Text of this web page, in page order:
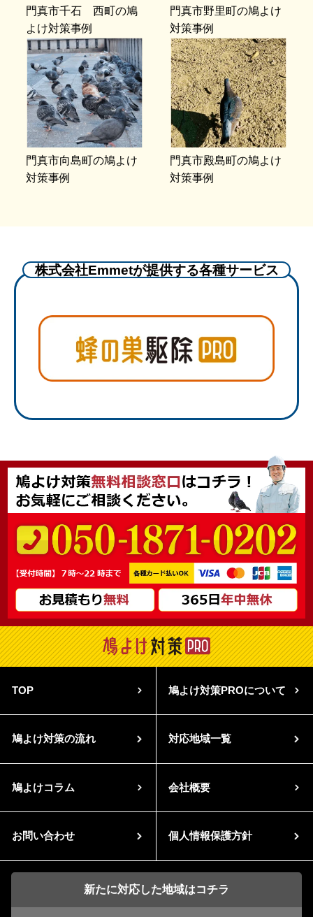
門真市千石 西町の鳩
よけ対策事例
門真市野里町の鳩よけ
対策事例
門真市向島町の鳩よけ
対策事例
門真市殿島町の鳩よけ
対策事例
株式会社Emmetが提供する各種サービス
TOP 鳩よけ対策PROについて
鳩よけ対策の流れ 対応地域一覧
鳩よけコラム 会社概要
お問い合わせ 個人情報保護方針
新たに対応した地域はコチラ